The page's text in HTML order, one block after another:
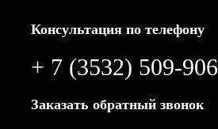
Консультация по телефону
+ 7 (3532) 509-906
Заказать обратный звонок